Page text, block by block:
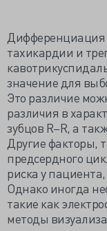
Дифференциация
тахикардии и
значение для
Это различие
различия в
зубцов R–R, а
Другие факторы,
предсердного
риска у
Однако иногда
такие как
методы